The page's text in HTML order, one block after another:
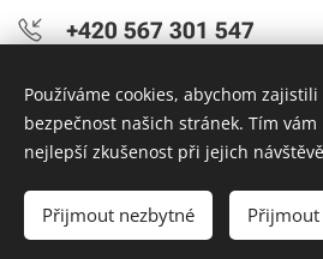
+420 567 301 547
Souhlasím se
Používáme cookies, abychom
bezpečnost našich stránek. Tím
nejlepší zkušenost při jejich
Přijmout nezbytné Přijmout